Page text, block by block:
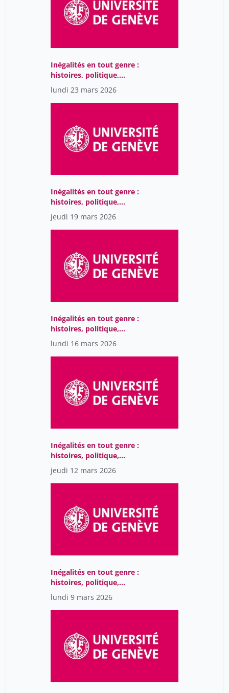
Inégalités en tout genre :
histoires, politique,
société
lundi 23 mars 2026
Inégalités en tout genre :
histoires, politique,
société
jeudi 19 mars 2026
Inégalités en tout genre :
histoires, politique,
société
lundi 16 mars 2026
Inégalités en tout genre :
histoires, politique,
société
jeudi 12 mars 2026
Inégalités en tout genre :
histoires, politique,
société
lundi 9 mars 2026